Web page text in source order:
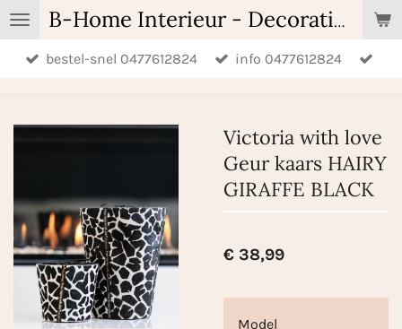
Ga
direct
naar
B-Home Interieur - Decoratie & Geschenken - Geurartikelen
bestel-snel 0477612824 info 0477612824
Victoria with love
Geur kaars HAIRY
GIRAFFE BLACK
€ 38,99
Model